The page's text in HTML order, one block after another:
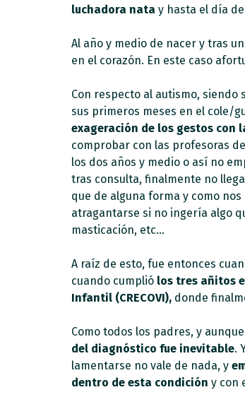
luchadora nata y hasta el día
Al año y medio de nacer y tras
en el corazón. En este caso
Con respecto al autismo,
sus primeros meses en el cole/
exageración de los gestos con
comprobar con las profesoras
los dos años y medio o así no
tras consulta, finalmente no
que de alguna forma y como
atragantarse si no ingería algo
masticación, etc…
A raíz de esto, fue entonces
cuando cumplió los tres añitos
Infantil (CRECOVI),donde
Como todos los padres, y
del diagnóstico fue inevitable.
lamentarse no vale de nada, y
dentro de esta condición y con